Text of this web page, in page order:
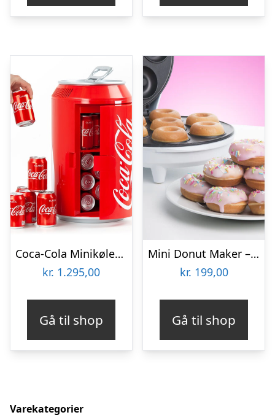
Coca-Cola Minikøleskab
kr. 1.295,00
Gå til shop
Mini Donut Maker – KitchPro
kr. 199,00
Gå til shop
Varekategorier